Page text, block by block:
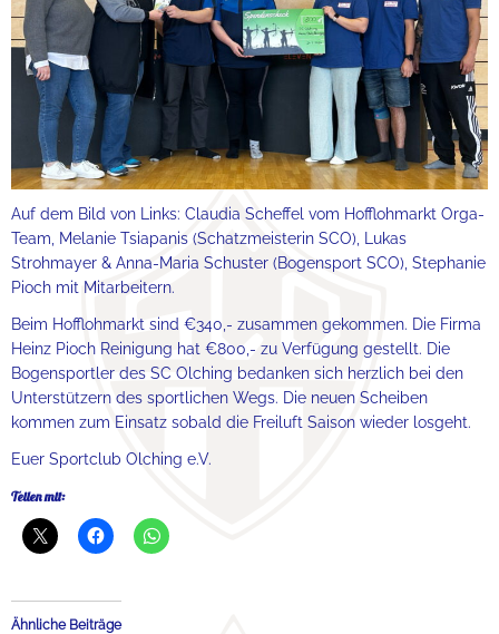
Auf dem Bild von Links: Claudia Scheffel vom Hofflohmarkt Orga-
Team, Melanie Tsiapanis (Schatzmeisterin SCO), Lukas
Strohmayer & Anna-Maria Schuster (Bogensport SCO), Stephanie
Pioch mit Mitarbeitern.
Beim Hofflohmarkt sind €340,- zusammen gekommen. Die Firma
Heinz Pioch Reinigung hat €800,- zu Verfügung gestellt. Die
Bogensportler des SC Olching bedanken sich herzlich bei den
Unterstützern des sportlichen Wegs. Die neuen Scheiben
kommen zum Einsatz sobald die Freiluft Saison wieder losgeht.
Euer Sportclub Olching e.V.
Teilen mit:
Ähnliche Beiträge